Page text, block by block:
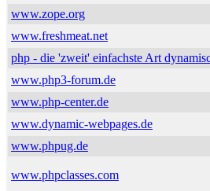
www.zope.org
www.freshmeat.net
php - die 'zweit' einfachste Art
www.php3-forum.de
www.php-center.de
www.dynamic-webpages.de
www.phpug.de
www.phpclasses.com